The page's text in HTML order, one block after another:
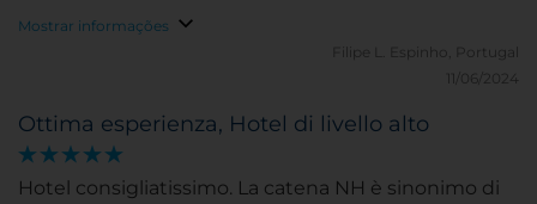
Mostrar informações
Filipe L.
Espinho, Portugal
11/06/2024
Ottima esperienza, Hotel di livello alto
Hotel consigliatissimo. La catena NH è sinonimo di